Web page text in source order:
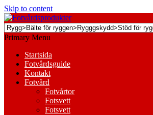
Skip to content
Primary Menu
Startsida
Fotvårdsguide
Kontakt
Fotvård
Fotvårtor
Fotsvett
Fotsvett